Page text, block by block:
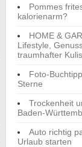
Pommes
kalorienarm?
HOME &
Lifestyle,
traumhafter
Foto-
Sterne
Trockenheit
Baden-
Auto richtig
Urlaub starten